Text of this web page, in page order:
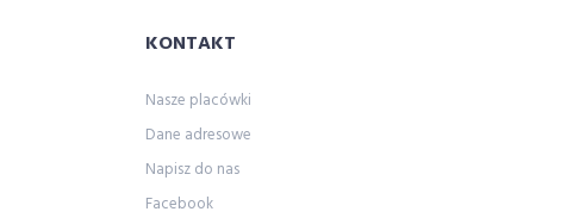
KONTAKT
Nasze placówki
Dane adresowe
Napisz do nas
Facebook